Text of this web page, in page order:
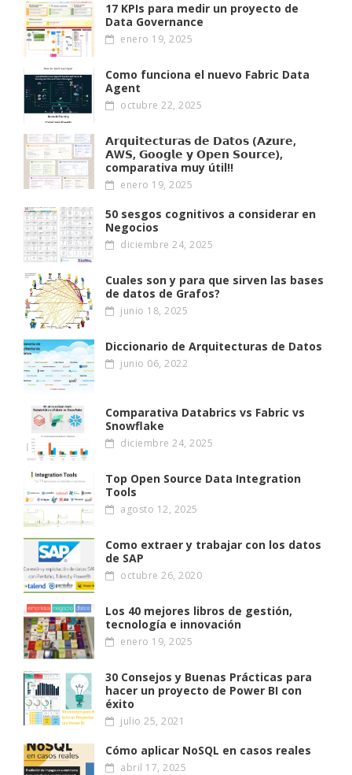
17 KPIs para medir un proyecto de
Data Governance
enero 19, 2025
Como funciona el nuevo Fabric Data
Agent
octubre 22, 2025
𝗔𝗿𝗾𝘂𝗶𝘁𝗲𝗰𝘁𝘂𝗿𝗮𝘀 𝗱𝗲 𝗗𝗮𝘁𝗼𝘀 (𝗔𝘇𝘂𝗿𝗲,
𝗔W𝗦, 𝗚𝗼𝗼𝗴𝗹𝗲 𝘆 𝗢𝗽𝗲𝗻 𝗦𝗼𝘂𝗿𝗰𝗲),
comparativa muy útil!!
enero 19, 2025
50 sesgos cognitivos a considerar en
Negocios
diciembre 24, 2025
Cuales son y para que sirven las bases
de datos de Grafos?
junio 18, 2025
Diccionario de Arquitecturas de Datos
junio 06, 2022
Comparativa Databrics vs Fabric vs
Snowflake
diciembre 24, 2025
Top Open Source Data Integration
Tools
agosto 12, 2025
Como extraer y trabajar con los datos
de SAP
octubre 26, 2020
Los 40 mejores libros de gestión,
tecnología e innovación
enero 19, 2025
30 Consejos y Buenas Prácticas para
hacer un proyecto de Power BI con
éxito
julio 25, 2021
Cómo aplicar NoSQL en casos reales
abril 17, 2025